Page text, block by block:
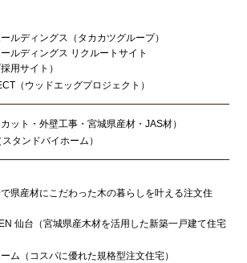
ルディングス（タカカツグループ）
ルディングス リクルートサイト
用サイト）
（ウッドエッグプロジェクト）
ット・外壁工事・宮城県産材・JAS材）
タンドバイホーム）
で県産材にこだわった木の暮らしを叶える注文住
仙台（宮城県産木材を活用した新築一戸建て住宅
ム（コスパに優れた規格型注文住宅）